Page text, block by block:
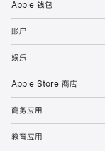
Apple 钱包
账户
娱乐
Apple Store 商店
商务应用
教育应用